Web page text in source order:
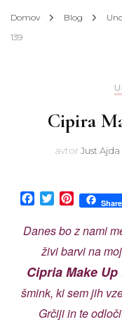
Domov Blog
139
Cipira
avtor Just Ajda
Facebook
TwitterPinterest
Share
Danes bo z nami
živi barvi na
Cipria Make
šmink, ki sem jih
Grčiji in te